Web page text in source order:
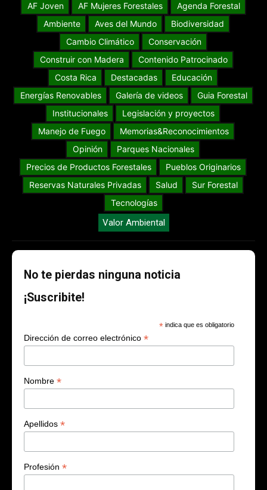
AF Joven AF Mujeres Forestales
Agenda Forestal
Ambiente
Aves del Mundo
Biodiversidad
Cambio Climático
Conservación
Construir con Madera
Contenido Patrocinado
Costa Rica
Destacadas
Educación
Energías Renovables
Galería de videos
Guia Forestal
Institucionales
Legislación y proyectos
Manejo de Fuego
Memorias&Reconocimientos
Opinión
Parques Nacionales
Precios de Productos Forestales
Pueblos Originarios
Reservas Naturales Privadas
Salud
Sur Forestal
Tecnologías
Valor Ambiental
No te pierdas ninguna noticia
¡Suscribite!
* indica que es obligatorio
Dirección de correo electrónico *
Nombre *
Apellidos *
Profesión *